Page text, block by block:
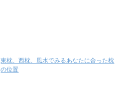
東枕、西枕、風水でみるあなたに合った枕
の位置